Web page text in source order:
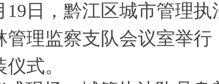
19日，黔江区城市管理
管理监察支队会议室举
式。